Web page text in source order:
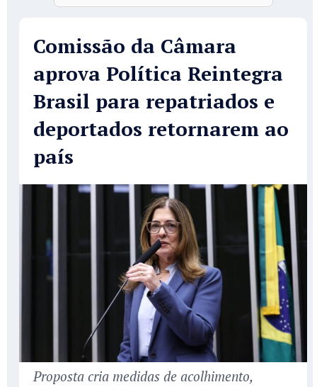
Comissão da Câmara
aprova Política Reintegra
Brasil para repatriados e
deportados retornarem ao
país
Proposta cria medidas de acolhimento,